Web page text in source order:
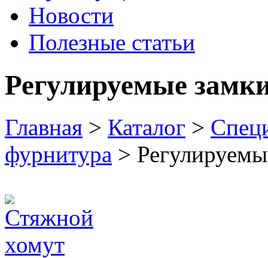
Новости
Полезные статьи
Регулируемые
Главная > Каталог >
фурнитура >